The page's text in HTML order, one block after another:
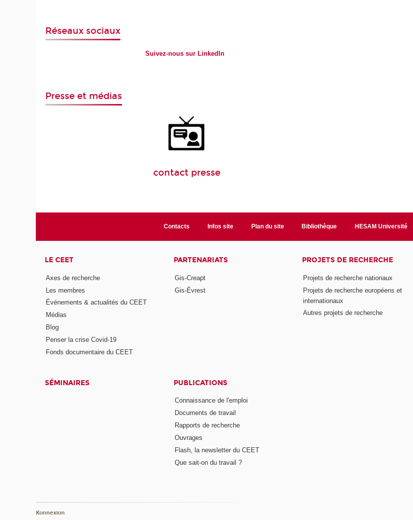
Réseaux sociaux
Suivez-nous sur LinkedIn
Presse et médias
contact presse
Contacts Infos site Plan du site Bibliothèque HESAM Université
LE CEET
Axes de recherche
Les membres
Événements & actualités du CEET
Médias
Blog
Penser la crise Covid-19
Fonds documentaire du CEET
PARTENARIATS
Gis-Creapt
Gis-Évrest
PROJETS DE RECHERCHE
Projets de recherche nationaux
Projets de recherche européens et
internationaux
Autres projets de recherche
SÉMINAIRES PUBLICATIONS
Connaissance de l'emploi
Documents de travail
Rapports de recherche
Ouvrages
Flash, la newsletter du CEET
Que sait-on du travail ?
Konnexion